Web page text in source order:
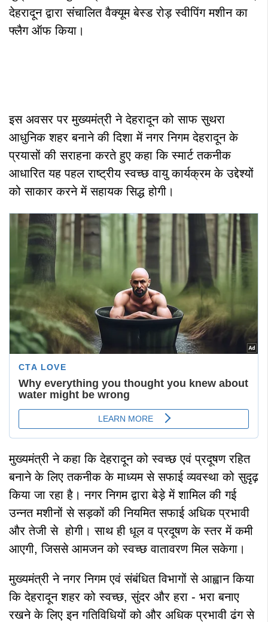
देहरादून द्वारा संचालित वैक्यूम बेस्ड रोड़ स्वीपिंग मशीन का
फ्लैग ऑफ किया।
इस अवसर पर मुख्यमंत्री ने देहरादून को साफ सुथरा
आधुनिक शहर बनाने की दिशा में नगर निगम देहरादून के
प्रयासों की सराहना करते हुए कहा कि स्मार्ट तकनीक
आधारित यह पहल राष्ट्रीय स्वच्छ वायु कार्यक्रम के उद्देश्यों
को साकार करने में सहायक सिद्ध होगी।
मुख्यमंत्री ने कहा कि देहरादून को स्वच्छ एवं प्रदूषण रहित
बनाने के लिए तकनीक के माध्यम से सफाई व्यवस्था को सुदृढ़
किया जा रहा है। नगर निगम द्वारा बेड़े में शामिल की गई
उन्नत मशीनों से सड़कों की नियमित सफाई अधिक प्रभावी
और तेजी से होगी। साथ ही धूल व प्रदूषण के स्तर में कमी
आएगी, जिससे आमजन को स्वच्छ वातावरण मिल सकेगा।
मुख्यमंत्री ने नगर निगम एवं संबंधित विभागों से आह्वान किया
कि देहरादून शहर को स्वच्छ, सुंदर और हरा - भरा बनाए
रखने के लिए इन गतिविधियों को और अधिक प्रभावी ढंग से